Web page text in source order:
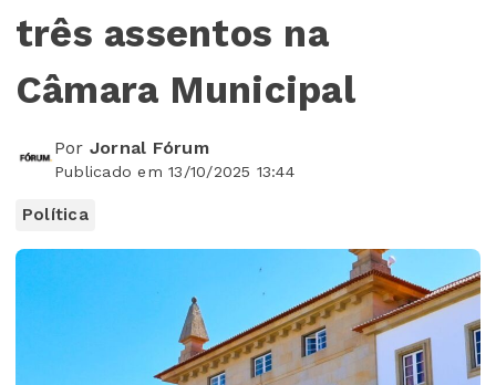
três assentos na
Câmara Municipal
Por Jornal Fórum
Publicado em 13/10/2025 13:44
Política